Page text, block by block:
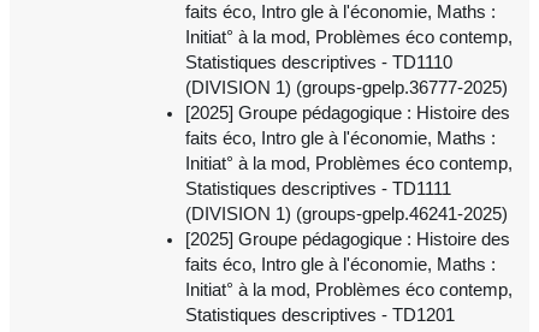
faits éco, Intro gle à l'économie, Maths :
Initiat° à la mod, Problèmes éco contemp,
Statistiques descriptives - TD1110
(DIVISION 1) (groups-gpelp.36777-2025)
[2025] Groupe pédagogique : Histoire des
faits éco, Intro gle à l'économie, Maths :
Initiat° à la mod, Problèmes éco contemp,
Statistiques descriptives - TD1111
(DIVISION 1) (groups-gpelp.46241-2025)
[2025] Groupe pédagogique : Histoire des
faits éco, Intro gle à l'économie, Maths :
Initiat° à la mod, Problèmes éco contemp,
Statistiques descriptives - TD1201